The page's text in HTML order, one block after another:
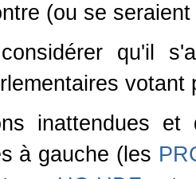
(ou se
qu'il
votant
inattendues
à gauche (les